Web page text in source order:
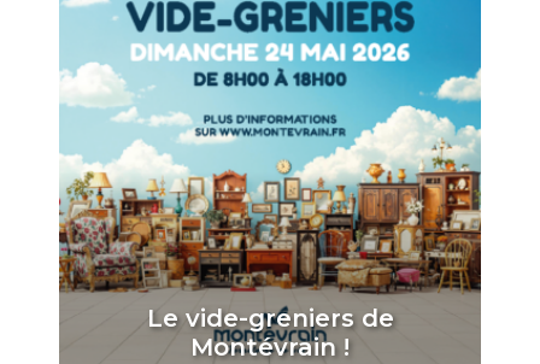
Le vide-greniers de
Montévrain !